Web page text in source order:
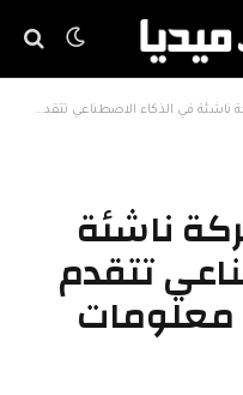
الاصطناعي تتقدم لطرح عام أولي: 5 معلومات مهمة
ناشئة
تتقدم
لطرح عام أولي: 5 معلومات